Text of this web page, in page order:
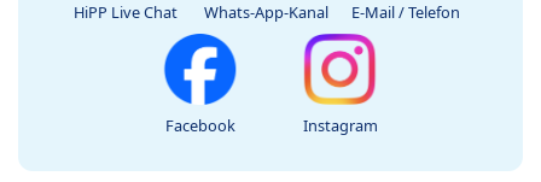
HiPP Live Chat Whats-App-Kanal E-Mail / Telefon
Facebook Instagram